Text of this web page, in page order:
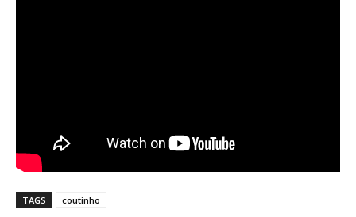
TAGS coutinho